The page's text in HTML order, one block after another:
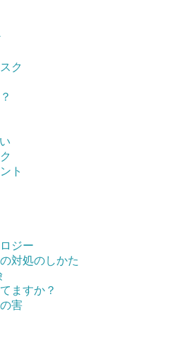
ク
ト
ジー
対処のしかた
ますか？
害